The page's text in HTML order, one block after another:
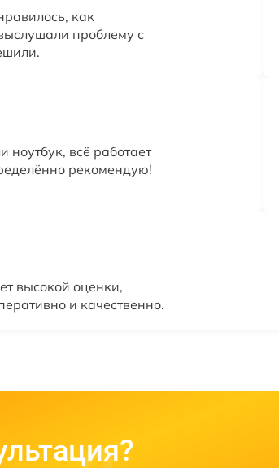
как
проблему с
ноутбук, всё работает
рекомендую!
высокой оценки,
и качественно.